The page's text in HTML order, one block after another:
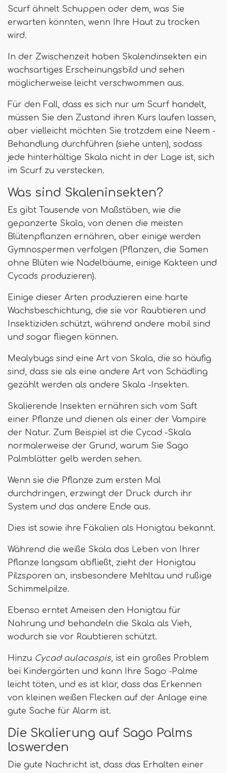
Scurf ähnelt Schuppen oder dem, was Sie
erwarten könnten, wenn Ihre Haut zu trocken
wird.
In der Zwischenzeit haben Skalendinsekten ein
wachsartiges Erscheinungsbild und sehen
möglicherweise leicht verschwommen aus.
Für den Fall, dass es sich nur um Scurf handelt,
müssen Sie den Zustand ihren Kurs laufen lassen,
aber vielleicht möchten Sie trotzdem eine Neem -
Behandlung durchführen (siehe unten), sodass
jede hinterhältige Skala nicht in der Lage ist, sich
im Scurf zu verstecken.
Was sind Skaleninsekten?
Es gibt Tausende von Maßstäben, wie die
gepanzerte Skala, von denen die meisten
Blütenpflanzen ernähren, aber einige werden
Gymnospermen verfolgen (Pflanzen, die Samen
ohne Blüten wie Nadelbäume, einige Kakteen und
Cycads produzieren).
Einige dieser Arten produzieren eine harte
Wachsbeschichtung, die sie vor Raubtieren und
Insektiziden schützt, während andere mobil sind
und sogar fliegen können.
Mealybugs sind eine Art von Skala, die so häufig
sind, dass sie als eine andere Art von Schädling
gezählt werden als andere Skala -Insekten.
Skalierende Insekten ernähren sich vom Saft
einer Pflanze und dienen als einer der Vampire
der Natur. Zum Beispiel ist die Cycad -Skala
normalerweise der Grund, warum Sie Sago
Palmblätter gelb werden sehen.
Wenn sie die Pflanze zum ersten Mal
durchdringen, erzwingt der Druck durch ihr
System und das andere Ende aus.
Dies ist sowie ihre Fäkalien als Honigtau bekannt.
Während die weiße Skala das Leben von Ihrer
Pflanze langsam abfließt, zieht der Honigtau
Pilzsporen an, insbesondere Mehltau und rußige
Schimmelpilze.
Ebenso erntet Ameisen den Honigtau für
Nahrung und behandeln die Skala als Vieh,
wodurch sie vor Raubtieren schützt.
Hinzu Cycad aulacaspis, ist ein großes Problem
bei Kindergärten und kann Ihre Sago -Palme
leicht töten, und es ist klar, dass das Erkennen
von kleinen weißen Flecken auf der Anlage eine
gute Sache für Alarm ist.
Die Skalierung auf Sago Palms
loswerden
Die gute Nachricht ist, dass das Erhalten einer